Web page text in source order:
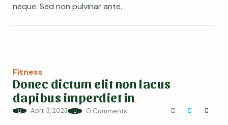
neque. Sed non pulvinar ante.
Fitness
Donec dictum elit non lacus
dapibus imperdiet in
April 3, 2023 0 Comments